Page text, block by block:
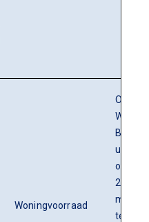
Woningvoorraad
Obv
B is het
om
2022
met